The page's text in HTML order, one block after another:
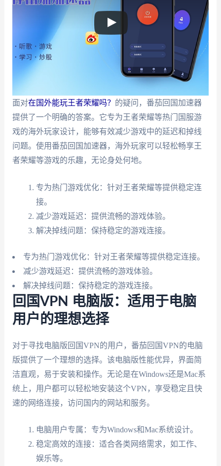
面对在国外能玩王者荣耀吗？ 的疑问，番茄回国加速器
提供了一个明确的答案。它专为王者荣耀等热门国服游
戏的海外玩家设计，能够有效减少游戏中的延迟和掉线
问题。使用番茄回国加速器，海外玩家可以轻松畅享王
者荣耀等游戏的乐趣，无论身处何地。
专为热门游戏优化：针对王者荣耀等提供稳定连
接。
减少游戏延迟：提供流畅的游戏体验。
解决掉线问题：保持稳定的游戏连接。
专为热门游戏优化：针对王者荣耀等提供稳定连接。
减少游戏延迟：提供流畅的游戏体验。
解决掉线问题：保持稳定的游戏连接。
回国VPN 电脑版：适用于电脑
用户的理想选择
对于寻找电脑版回国VPN的用户，番茄回国VPN的电脑
版提供了一个理想的选择。该电脑版性能优异，界面简
洁直观，易于安装和操作。无论是在Windows还是Mac系
统上，用户都可以轻松地安装这个VPN，享受稳定且快
速的网络连接，访问国内的网站和服务。
电脑用户专属：专为Windows和Mac系统设计。
稳定高效的连接：适合各类网络需求，如工作、
娱乐等。